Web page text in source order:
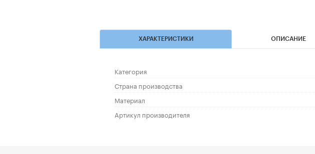
ХАРАКТЕРИСТИКИ ОПИСАНИЕ
Категория
Страна производства
Материал
Артикул производителя